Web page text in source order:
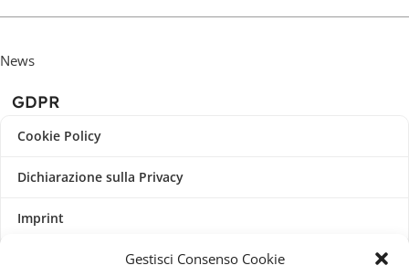
Gestisci Consenso Cookie
News
GDPR
Cookie Policy
Dichiarazione sulla Privacy
Imprint
Termini e Condizioni